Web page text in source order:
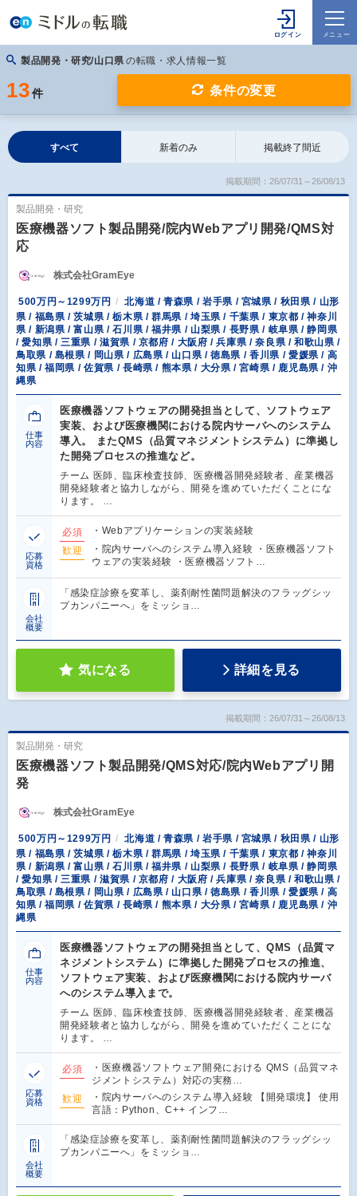
製品開発・研究/山口県 の転職・求人情報一覧
13 件 条件の変更
すべて 新着のみ 掲載終了間近
掲載期間：26/07/31～26/08/13
製品開発・研究
医療機器ソフト製品開発/院内Webアプリ開発/QMS対
応
株式会社GramEye
500万円～1299万円
北海道 / 青森県 / 岩手県 / 宮城県 / 秋田県 / 山形
県 / 福島県 / 茨城県 / 栃木県 / 群馬県 / 埼玉県 / 千葉県 / 東京都 / 神奈川
県 / 新潟県 / 富山県 / 石川県 / 福井県 / 山梨県 / 長野県 / 岐阜県 / 静岡県
/ 愛知県 / 三重県 / 滋賀県 / 京都府 / 大阪府 / 兵庫県 / 奈良県 / 和歌山県 /
鳥取県 / 島根県 / 岡山県 / 広島県 / 山口県 / 徳島県 / 香川県 / 愛媛県 / 高
知県 / 福岡県 / 佐賀県 / 長崎県 / 熊本県 / 大分県 / 宮崎県 / 鹿児島県 / 沖
縄県
仕事
内容
医療機器ソフトウェアの開発担当として、ソフトウェア
実装、および医療機関における院内サーバへのシステム
導入。 またQMS（品質マネジメントシステム）に準拠し
た開発プロセスの推進など。
チーム 医師、臨床検査技師、医療機器開発経験者、産業機器
開発経験者と協力しながら、開発を進めていただくことにな
ります。 …
応募
資格
必須
・Webアプリケーションの実装経験
歓迎
・院内サーバへのシステム導入経験 ・医療機器ソフト
ウェアの実装経験 ・医療機器ソフト…
会社
概要
「感染症診療を変革し、薬剤耐性菌問題解決のフラッグシッ
プカンパニーへ」をミッショ…
気になる 詳細を見る
掲載期間：26/07/31～26/08/13
製品開発・研究
医療機器ソフト製品開発/QMS対応/院内Webアプリ開
発
株式会社GramEye
500万円～1299万円
北海道 / 青森県 / 岩手県 / 宮城県 / 秋田県 / 山形
県 / 福島県 / 茨城県 / 栃木県 / 群馬県 / 埼玉県 / 千葉県 / 東京都 / 神奈川
県 / 新潟県 / 富山県 / 石川県 / 福井県 / 山梨県 / 長野県 / 岐阜県 / 静岡県
/ 愛知県 / 三重県 / 滋賀県 / 京都府 / 大阪府 / 兵庫県 / 奈良県 / 和歌山県 /
鳥取県 / 島根県 / 岡山県 / 広島県 / 山口県 / 徳島県 / 香川県 / 愛媛県 / 高
知県 / 福岡県 / 佐賀県 / 長崎県 / 熊本県 / 大分県 / 宮崎県 / 鹿児島県 / 沖
縄県
仕事
内容
医療機器ソフトウェアの開発担当として、QMS（品質マ
ネジメントシステム）に準拠した開発プロセスの推進、
ソフトウェア実装、および医療機関における院内サーバ
へのシステム導入まで。
チーム 医師、臨床検査技師、医療機器開発経験者、産業機器
開発経験者と協力しながら、開発を進めていただくことにな
ります。 …
応募
資格
必須
・医療機器ソフトウェア開発における QMS（品質マネ
ジメントシステム）対応の実務…
歓迎
・院内サーバへのシステム導入経験 【開発環境】 使用
言語：Python、C++ インフ…
会社
概要
「感染症診療を変革し、薬剤耐性菌問題解決のフラッグシッ
プカンパニーへ」をミッショ…